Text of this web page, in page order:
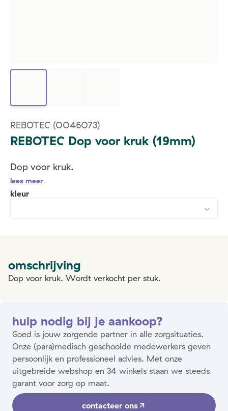
REBOTEC (0046073)
REBOTEC Dop voor kruk (19mm)
Dop voor kruk.
lees meer
kleur
omschrijving
Dop voor kruk. Wordt verkocht per stuk.
hulp nodig bij je aankoop?
Goed is jouw zorgende partner in alle zorgsituaties.
Onze (para)medisch geschoolde medewerkers geven
persoonlijk en professioneel advies. Met onze
uitgebreide webshop en 34 winkels staan we steeds
garant voor zorg op maat.
contacteer ons